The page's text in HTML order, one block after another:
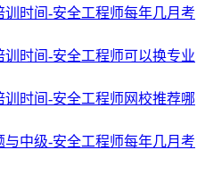
时间-安全工程师每年几月考
时间-安全工程师可以换专业
时间-安全工程师网校推荐哪
中级-安全工程师每年几月考